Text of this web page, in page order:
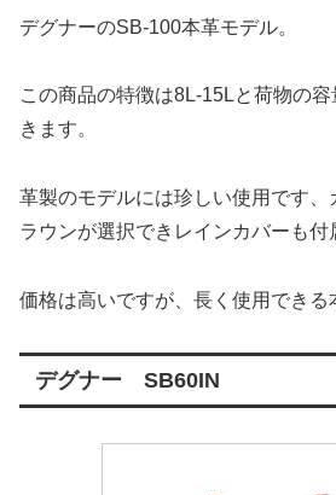
デグナーのSB-100本革モデル。
この商品の特徴は8L-15Lと荷物の
きます。
革製のモデルには珍しい使用です
ラウンが選択できレインカバーも付
価格は高いですが、長く使用できる
デグナー SB60IN